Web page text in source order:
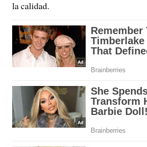
la calidad.